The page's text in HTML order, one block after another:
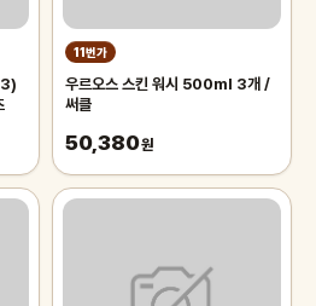
11번가
우르오스 스킨 워시 500ml 3개 /
써클
50,380원